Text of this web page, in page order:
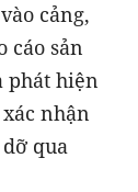
cảng,
cáo sản
phát hiện
nhận
qua